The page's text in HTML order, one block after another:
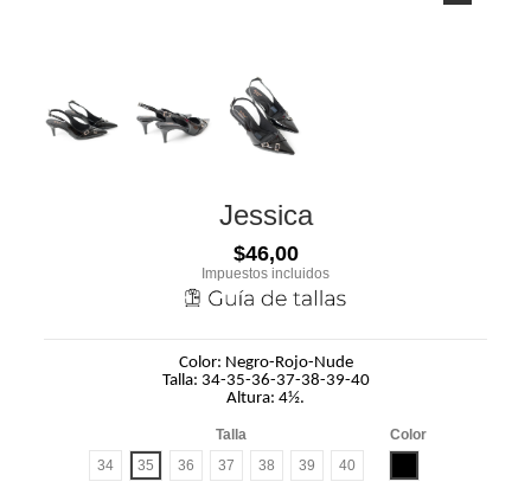
Jessica
$46,00
Impuestos incluidos
Color: Negro-Rojo-Nude
Talla: 34-35-36-37-38-39-40
Altura: 4½.
Talla
34
35 36 37 38 39 40
Color